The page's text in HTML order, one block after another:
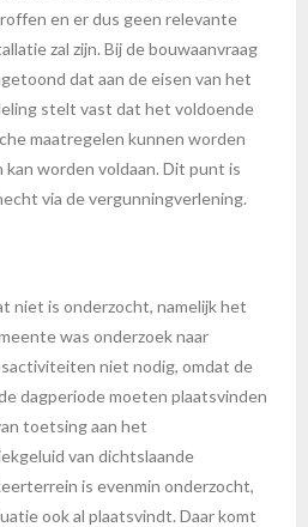
en er dus geen relevante
zal zijn. Bij de bouwaanvraag
dat aan de eisen van het
stelt vast dat het voldoende
maatregelen kunnen worden
worden voldaan. Dit punt is
via de vergunningverlening.
niet is onderzocht, namelijk het
was onderzoek naar
niet nodig, omdat de
dagperiode moeten plaatsvinden
toetsing aan het
van dichtslaande
is evenmin onderzocht,
ook al plaatsvindt. Daar komt